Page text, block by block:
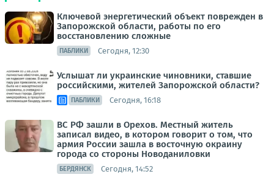
Ключевой энергетический объект поврежден в
Запорожской области, работы по его
восстановлению сложные
ПАБЛИКИ Сегодня, 12:30
Услышат ли украинские чиновники, ставшие
российскими, жителей Запорожской области?
ПАБЛИКИ Сегодня, 16:18
ВС РФ зашли в Орехов. Местный житель
записал видео, в котором говорит о том, что
армия России зашла в восточную окраину
города со стороны Новоданиловки
БЕРДЯНСК Сегодня, 14:52